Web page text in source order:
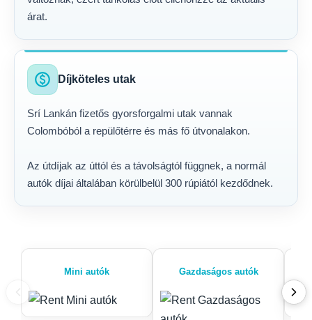
árat.
paid Díjköteles utak
Srí Lankán fizetős gyorsforgalmi utak vannak
Colombóból a repülőtérre és más fő útvonalakon.
Az útdíjak az úttól és a távolságtól függnek, a normál
autók díjai általában körülbelül 300 rúpiától kezdődnek.
Mini autók Gazdaságos autók